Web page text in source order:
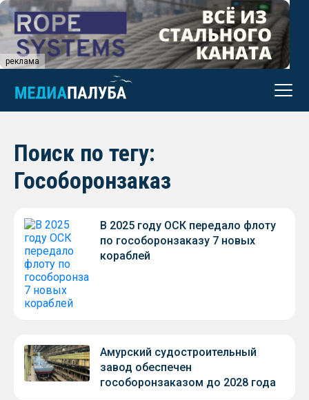
реклама
Поиск по тегу:
Гособоронзаказ
В 2025 году ОСК передало флоту
по гособоронзаказу 7 новых
кораблей
Амурский судостроительный
завод обеспечен
гособоронзаказом до 2028 года